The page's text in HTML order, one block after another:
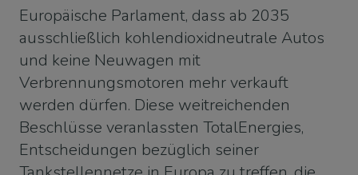
Europäische Parlament, dass ab 2035
ausschließlich kohlendioxidneutrale Autos
und keine Neuwagen mit
Verbrennungsmotoren mehr verkauft
werden dürfen. Diese weitreichenden
Beschlüsse veranlassten TotalEnergies,
Entscheidungen bezüglich seiner